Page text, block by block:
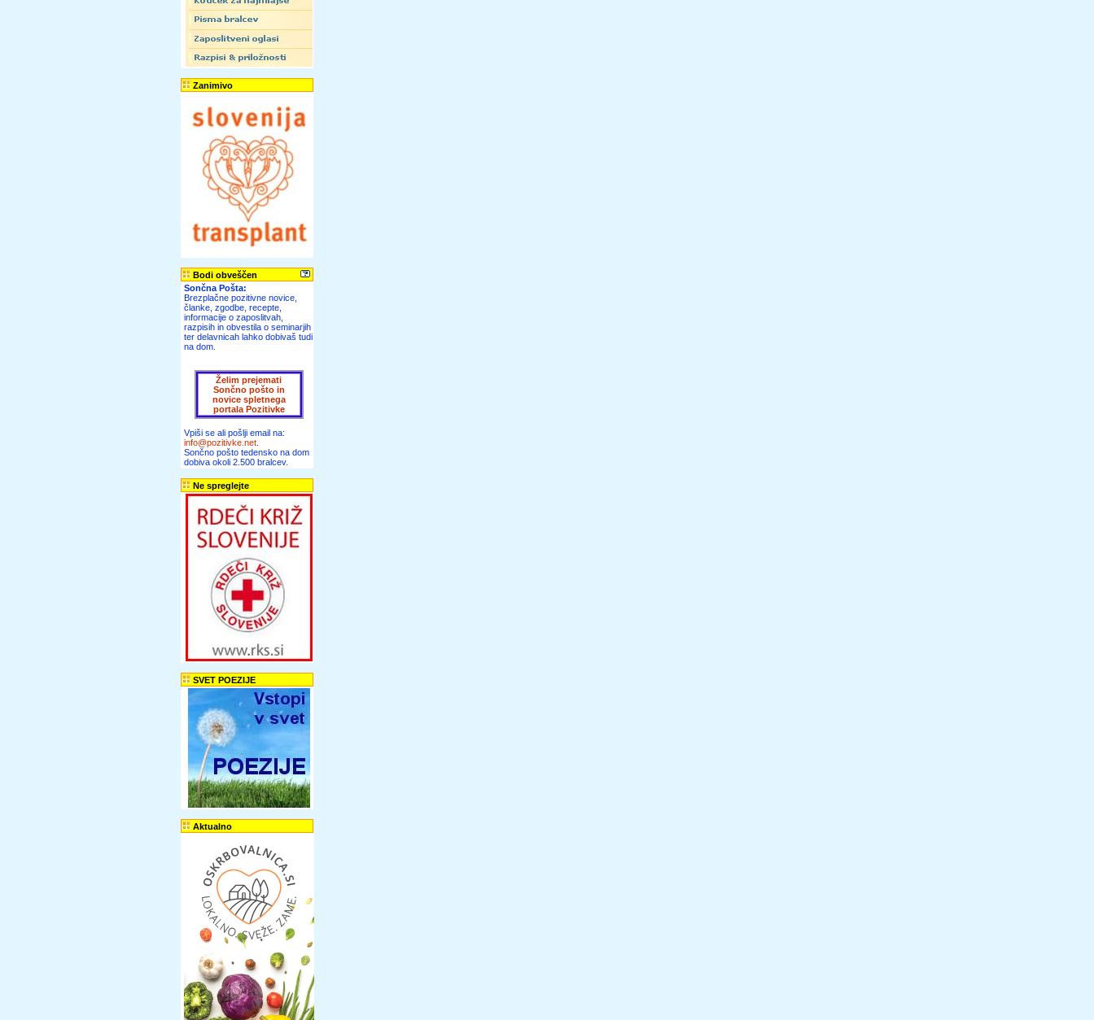
Zanimivo
Bodi obveščen
Sončna Pošta:
Brezplačne pozitivne novice,
članke, zgodbe, recepte,
informacije o zaposlitvah,
razpisih in obvestila o seminarjih
ter delavnicah lahko dobivaš tudi
na dom.
Želim prejemati
Sončno pošto in
novice spletnega
portala Pozitivke
Vpiši se ali pošlji email na:
info@pozitivke.net
Sončno pošto tedensko na dom
dobiva okoli 2.500 bralcev.
Ne spreglejte
SVET POEZIJE
Aktualno